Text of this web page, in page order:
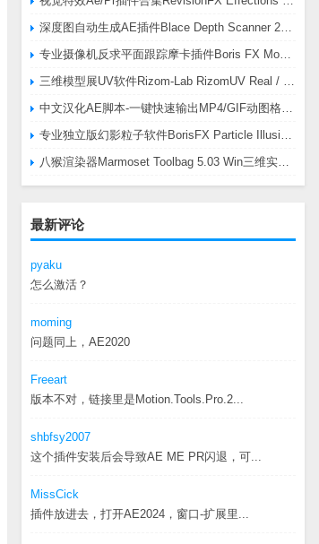
最新评论
pyaku
怎么激活？
moming
问题同上，AE2020
Freeart
版本不对，链接里是Motion.Tools.Pro.2...
shbfsy2007
这个插件安装后会导致AE ME PR闪退，可...
MissCick
插件放进去，打开AE2024，窗口-扩展里...